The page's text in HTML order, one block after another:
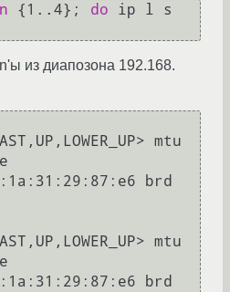
{1..4}; do ip l s
из диапозона 192.168.
mtu
brd
mtu
brd